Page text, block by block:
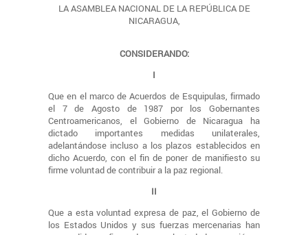
LA ASAMBLEA NACIONAL DE LA REPÚBLICA DE
NICARAGUA,
CONSIDERANDO:
I
Que en el marco de Acuerdos de Esquipulas, firmado
el 7 de Agosto de 1987 por los Gobernantes
Centroamericanos, el Gobierno de Nicaragua ha
dictado importantes medidas unilaterales,
adelantándose incluso a los plazos establecidos en
dicho Acuerdo, con el fin de poner de manifiesto su
firme voluntad de contribuir a la paz regional.
II
Que a esta voluntad expresa de paz, el Gobierno de
los Estados Unidos y sus fuerzas mercenarias han